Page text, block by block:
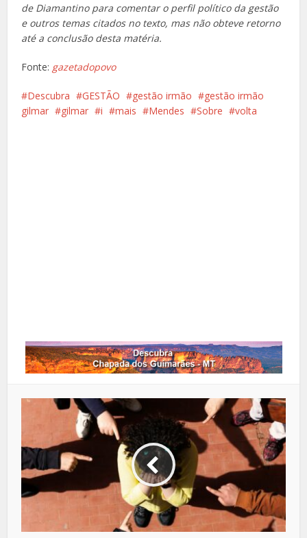
de Diamantino para comentar o perfil político da gestão
e outros temas citados no texto, mas não obteve retorno
até a conclusão desta matéria.
Fonte: gazetadopovo
Descubra GESTÃO gestão irmão
gestão irmão
gilmar
gilmar i mais Mendes Sobre volta